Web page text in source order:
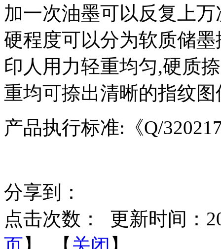
加一次油墨可以反复上
硬程度可以分为软质储
印人用力轻重均匀,硬质
重均可捺出清晰的指纹图
产品执行标准:《Q/
分享到：
点击次数：
更新时间：